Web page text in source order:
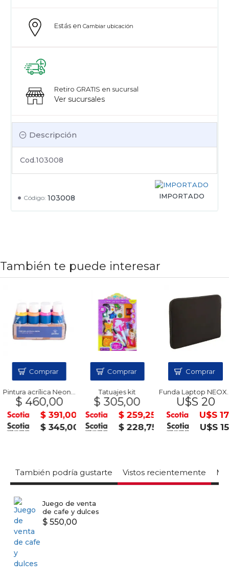
Código: 103008 IMPORTADO
Descripción
Cod.103008
Estás en Cambiar ubicación
Retiro GRATIS en sucursal
Ver sucursales
También te puede interesar
Pintura acrílica Neon x8 DA VINCI
$ 460,00
$ 391,00
$ 345,00
Comprar
Tatuajes kit
$ 305,00
$ 259,25
$ 228,75
Comprar
Funda Laptop NEOX 15.6 Negra
U$S 20
U$S 17
U$S 15
Comprar
También podría gustarte Vistos recientemente
Juego de venta
de cafe y dulces
$ 550,00